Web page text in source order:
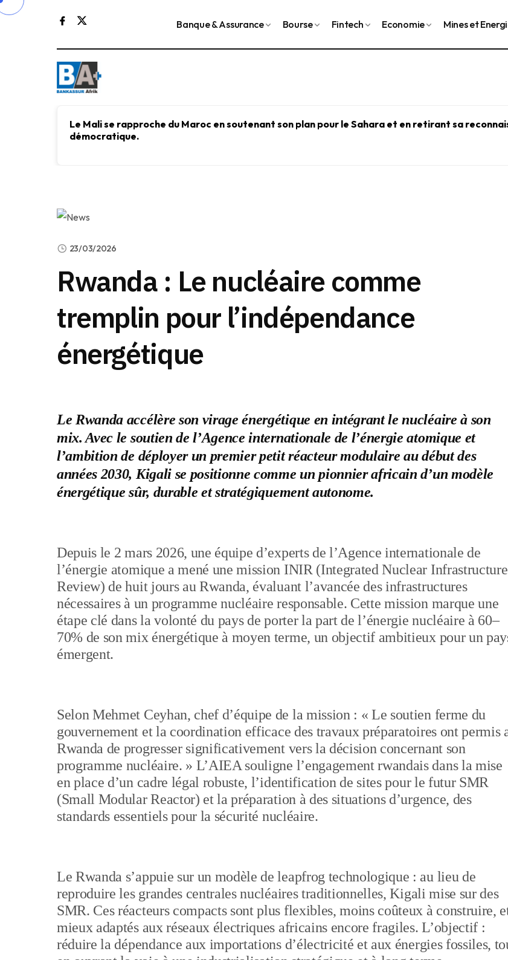
Banque & Assurance Bourse Fintech Economie Mines et
Le Mali se rapproche du Maroc en soutenant son plan pour le Sahara et en retirant sa
démocratique.
23/03/2026
Rwanda : Le nucléaire comme
tremplin pour l’indépendance
énergétique
Le Rwanda accélère son virage énergétique en intégrant le nucléaire à son
mix. Avec le soutien de l’Agence internationale de l’énergie atomique et
l’ambition de déployer un premier petit réacteur modulaire au début des
années 2030, Kigali se positionne comme un pionnier africain d’un modèle
énergétique sûr, durable et stratégiquement autonome.
Depuis le 2 mars 2026, une équipe d’experts de l’Agence internationale de
l’énergie atomique a mené une mission INIR (Integrated Nuclear Infrastructure
Review) de huit jours au Rwanda, évaluant l’avancée des infrastructures
nécessaires à un programme nucléaire responsable. Cette mission marque une
étape clé dans la volonté du pays de porter la part de l’énergie nucléaire à 60–
70% de son mix énergétique à moyen terme, un objectif ambitieux pour un
émergent.
Selon Mehmet Ceyhan, chef d’équipe de la mission : « Le soutien ferme du
gouvernement et la coordination efficace des travaux préparatoires ont permis
Rwanda de progresser significativement vers la décision concernant son
programme nucléaire. » L’AIEA souligne l’engagement rwandais dans la mise
en place d’un cadre légal robuste, l’identification de sites pour le futur SMR
(Small Modular Reactor) et la préparation à des situations d’urgence, des
standards essentiels pour la sécurité nucléaire.
Le Rwanda s’appuie sur un modèle de leapfrog technologique : au lieu de
reproduire les grandes centrales nucléaires traditionnelles, Kigali mise sur des
SMR. Ces réacteurs compacts sont plus flexibles, moins coûteux à construire,
mieux adaptés aux réseaux électriques africains encore fragiles. L’objectif :
réduire la dépendance aux importations d’électricité et aux énergies fossiles,